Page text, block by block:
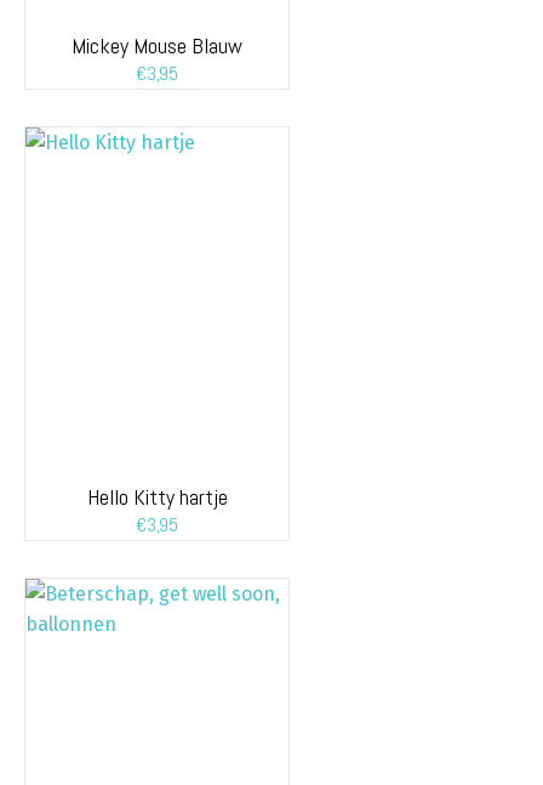
Mickey Mouse Blauw
€3,95
Hello Kitty hartje
€3,95